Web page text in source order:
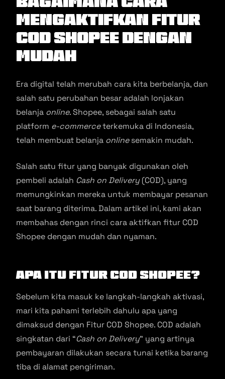
Mengaktifkan Fitur
COD Shopee Dengan
Mudah
Era digital telah merubah cara kita berbelanja, dan
salah satu perubahan besar adalah lonjakan
belanja online. Shopee, sebagai salah satu
platform e-commerceterkemuka di Indonesia,
telah membuat belanja onlinesemakin mudah.
Salah satu fitur yang banyak digunakan oleh
pembeli adalah Cash on Delivery(COD), yang
memungkinkan mereka untuk membayar pesanan
saat barang diterima. Dalam artikel ini, kami akan
membahas dengan rinci cara aktifkan fitur COD
Shopee dengan mudah dan nyaman.
Apa itu Fitur COD Shopee?
Sebelum kita masuk ke langkah-langkah aktivasi,
mari kita pahami terlebih dahulu apa yang
dimaksud dengan Fitur COD Shopee. COD adalah
singkatan dari “Cash on Delivery” yang artinya
pembayaran dilakukan secara tunai ketika barang
tiba di alamat pengiriman.